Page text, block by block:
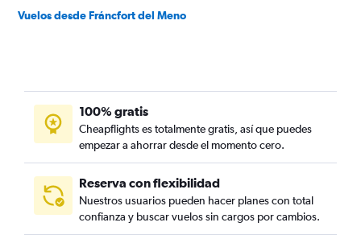
Vuelos desde Fráncfort del Meno
100% gratis
Cheapflights es totalmente gratis, así que puedes
empezar a ahorrar desde el momento cero.
Reserva con flexibilidad
Nuestros usuarios pueden hacer planes con total
confianza y buscar vuelos sin cargos por cambios.